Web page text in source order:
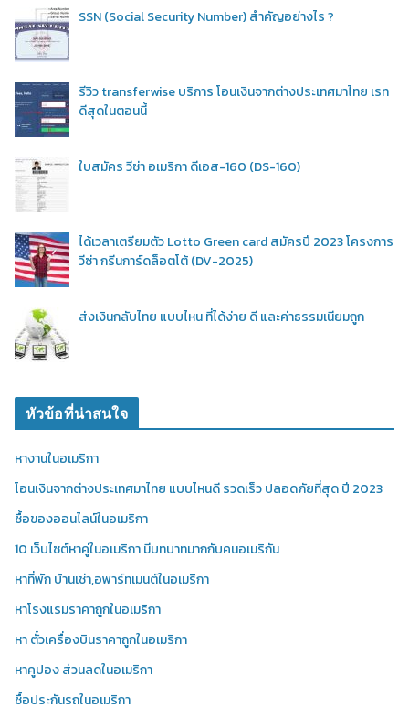
SSN (Social Security Number) สำคัญอย่างไร ?
รีวิว transferwise บริการ โอนเงินจากต่างประเทศมาไทย เรท
ดีสุดในตอนนี้
ใบสมัคร วีซ่า อเมริกา ดีเอส-160 (DS-160)
ได้เวลาเตรียมตัว Lotto Green card สมัครปี 2023 โครงการ
วีซ่า กรีนการ์ดล็อตโต้ (DV-2025)
ส่งเงินกลับไทย แบบไหน ที่ได้ง่าย ดี และค่าธรรมเนียมถูก
หัวข้อที่น่าสนใจ
หางานในอเมริกา
โอนเงินจากต่างประเทศมาไทย แบบไหนดี รวดเร็ว ปลอดภัยที่สุด ปี 2023
ซื้อของออนไลน์ในอเมริกา
10 เว็บไซต์หาคู่ในอเมริกา มีบทบาทมากกับคนอเมริกัน
หาที่พัก บ้านเช่า,อพาร์ทเมนต์ในอเมริกา
หาโรงแรมราคาถูกในอเมริกา
หา ตั๋วเครื่องบินราคาถูกในอเมริกา
หาคูปอง ส่วนลดในอเมริกา
ซื้อประกันรถในอเมริกา